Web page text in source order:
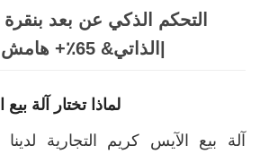
التحكم الذكي عن بعد
لماذا تختار آلة
آلة بيع الآيس كريم التجارية